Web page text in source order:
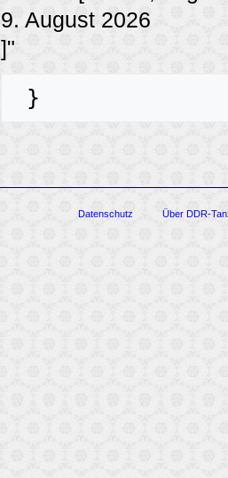
9. August 2026
]"
Datenschutz Über DDR-